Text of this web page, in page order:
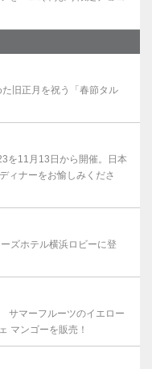
旧正月を祝う「春節タル
を11月13日から開催。日本
ィナーをお愉しみくださ
ズホテル横浜ロビーに登
サマーフルーツのイエロー
マンゴーを販売！